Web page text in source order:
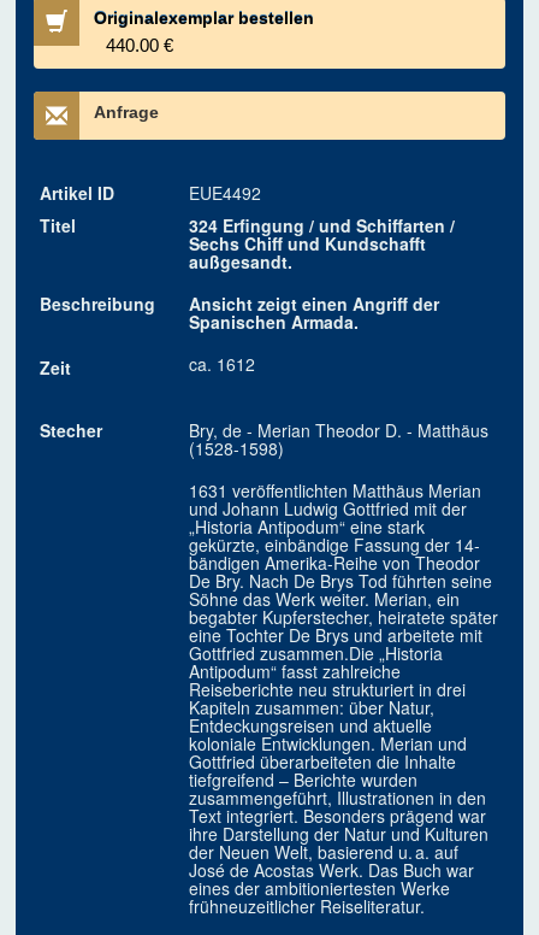
Originalexemplar bestellen
440.00 €
Anfrage
Artikel ID
EUE4492
Titel
324 Erfingung / und Schiffarten /
Sechs Chiff und Kundschafft
außgesandt.
Beschreibung
Ansicht zeigt einen Angriff der
Spanischen Armada.
Zeit
ca. 1612
Stecher Bry, de - Merian Theodor D. - Matthäus
(1528-1598)
1631 veröffentlichten Matthäus Merian
und Johann Ludwig Gottfried mit der
„Historia Antipodum“ eine stark
gekürzte, einbändige Fassung der 14-
bändigen Amerika-Reihe von Theodor
De Bry. Nach De Brys Tod führten seine
Söhne das Werk weiter. Merian, ein
begabter Kupferstecher, heiratete später
eine Tochter De Brys und arbeitete mit
Gottfried zusammen.Die „Historia
Antipodum“ fasst zahlreiche
Reiseberichte neu strukturiert in drei
Kapiteln zusammen: über Natur,
Entdeckungsreisen und aktuelle
koloniale Entwicklungen. Merian und
Gottfried überarbeiteten die Inhalte
tiefgreifend – Berichte wurden
zusammengeführt, Illustrationen in den
Text integriert. Besonders prägend war
ihre Darstellung der Natur und Kulturen
der Neuen Welt, basierend u. a. auf
José de Acostas Werk. Das Buch war
eines der ambitioniertesten Werke
frühneuzeitlicher Reiseliteratur.